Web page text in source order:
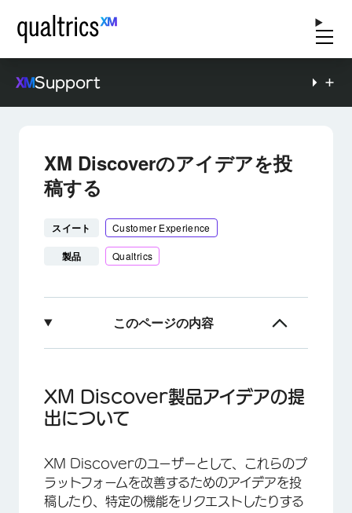
Support
XM Discoverのアイデアを投
稿する
スイート Customer Experience
製品 Qualtrics
このページの内容
XM Discoverでアイデアフォーラムを有効にす
る
既存のアイデアへの投票
XM Discover製品アイデアの提
出について
XM Discoverのユーザーとして、これらのプ
ラットフォームを改善するためのアイデアを投
稿したり、特定の機能をリクエストしたりする